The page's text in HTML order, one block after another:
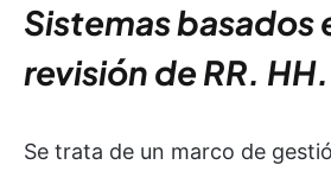
Sistemas basados
revisión de RR. HH.
Se trata de un marco de